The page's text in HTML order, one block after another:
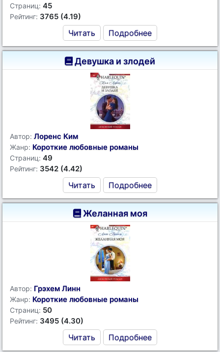
Страниц: 45
Рейтинг: 3765 (4.19)
Читать Подробнее
Девушка и злодей
Автор: Лоренс Ким
Жанр: Короткие любовные романы
Страниц: 49
Рейтинг: 3542 (4.42)
Читать Подробнее
Желанная моя
Автор: Грэхем Линн
Жанр: Короткие любовные романы
Страниц: 50
Рейтинг: 3495 (4.30)
Читать Подробнее